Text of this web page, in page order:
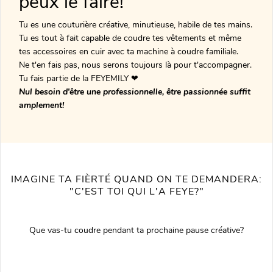
Tu es une couturière créative, minutieuse, habile de tes mains.
Tu es tout à fait capable de coudre tes vêtements et même
tes accessoires en cuir avec ta machine à coudre familiale.
Ne t'en fais pas, nous serons toujours là pour t'accompagner.
Tu fais partie de la FEYEMILY ❤
Nul besoin d'être une professionnelle, être passionnée suffit
amplement!
IMAGINE TA FIÈRTÉ QUAND ON TE DEMANDERA:
"C'EST TOI QUI L'A FEYE?"
Que vas-tu coudre pendant ta prochaine pause créative?